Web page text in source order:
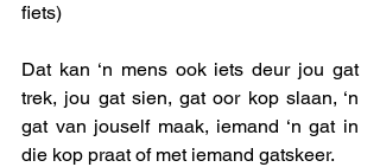
fiets)
Dat kan ‘n mens ook iets deur jou gat
trek, jou gat sien, gat oor kop slaan, ‘n
gat van jouself maak, iemand ‘n gat in
die kop praat of met iemand gatskeer.